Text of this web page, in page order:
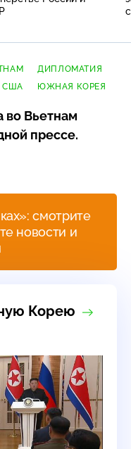
ДИПЛОМАТИЯ
США ЮЖНАЯ КОРЕЯ
во Вьетнам
прессе.
смотрите
новости и
Корею